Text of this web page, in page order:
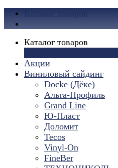
Каталог товаров
Акции
Виниловый сайдинг
Docke (Дёке)
Альта-Профиль
Grand Line
Ю-Пласт
Доломит
Tecos
Vinyl-On
FineBer